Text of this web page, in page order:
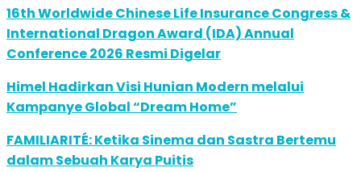
16th Worldwide Chinese Life Insurance Congress &
International Dragon Award (IDA) Annual
Conference 2026 Resmi Digelar
Himel Hadirkan Visi Hunian Modern melalui
Kampanye Global “Dream Home”
FAMILIARITÉ: Ketika Sinema dan Sastra Bertemu
dalam Sebuah Karya Puitis